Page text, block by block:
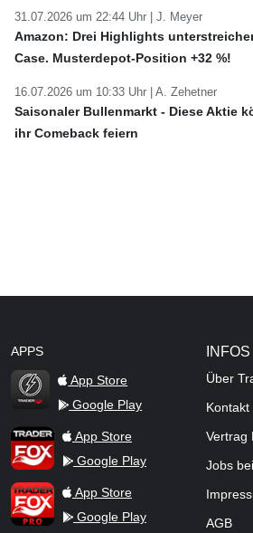
31.07.2026 um 22:44 Uhr | J. Meyer
Amazon: Drei Highlights
Case. Musterdepot-Position +32 %!
16.07.2026 um 10:33 Uhr | A. Zehetner
Saisonaler Bullenmarkt - Diese Aktie
ihr Comeback feiern
APPS
TraderFox Flash
App Store
Google Play
TraderFox AppApp Store
Google Play
TraderFox ProApp Store
Google Play
INFOS
Über
Kontakt
Vertrag
Jobs
AGB